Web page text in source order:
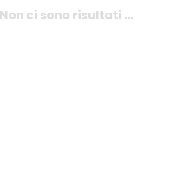
Non ci sono risultati ...